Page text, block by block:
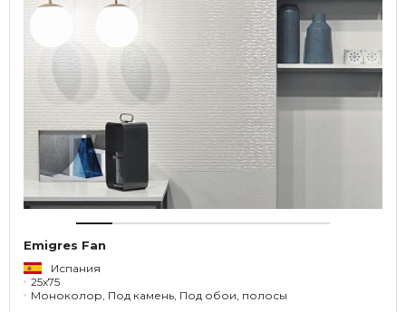
Emigres Fan
Испания
25x75
Моноколор, Под камень, Под обои, полосы